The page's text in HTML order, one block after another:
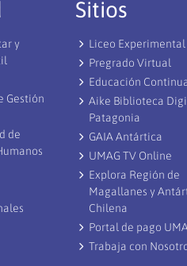
y
Gestión
de
Sitios
Liceo Experimental
Pregrado Virtual
Educación
Aike Biblioteca
Patagonia
GAIA Antártica
UMAG TV Online
Explora Región de
Magallanes y
Chilena
Portal de pago
Trabaja con